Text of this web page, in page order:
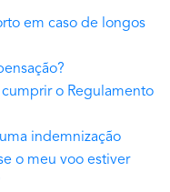
em caso de longos
o Regulamento
indemnização
o meu voo estiver